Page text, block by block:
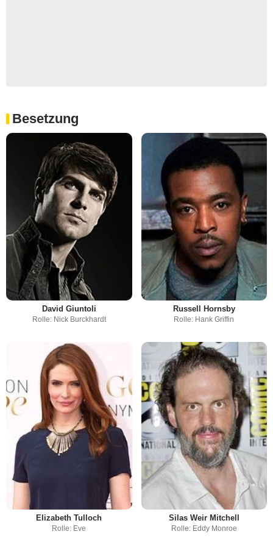
Besetzung
David Giuntoli
Rolle: Nick Burckhardt
Russell Hornsby
Rolle: Hank Griffin
Elizabeth Tulloch
Rolle: Eve
Silas Weir Mitchell
Rolle: Eddy Monroe